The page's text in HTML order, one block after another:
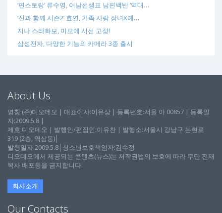
‘편스토랑’ 류수영, 어남선생표 남편백반 ‘역대…
‘신과 함께 시즌2’ 효연, 가족 사랑 장녀X예…
지나 스타화보, 미모에 시선 고정!
삼성전자, 다양한 기능의 카메라 3종 출시
About Us
명칭:(주)디오데오 | 대표이사:이유상 | 등록번호:서울 아 00857 | 등록일
자:2009.5.8 |
제호:디오데오 | 발행인/편집인:이유찬 | 발행소:서울시 강남구 논현로
319 (2층, 역삼동)│
발행일자:2009.5.8│청소년보호책임자:김수정
디오데오에서 제공되는 콘텐츠(뉴스)는 저작권법의 보호에 따라 무단 전재
복사 배포등을 금지합니다.
회사소개
Our Contacts